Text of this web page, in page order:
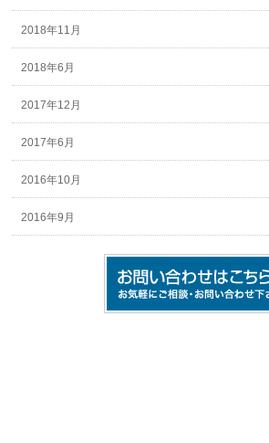
2018年11月
2018年6月
2017年12月
2017年6月
2016年10月
2016年9月